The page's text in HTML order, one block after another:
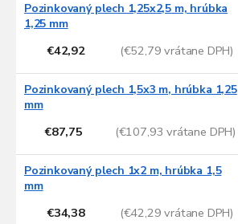
Pozinkovaný plech 1,25x2,5 m, hrúbka
1,25 mm
€42,92 (€52,79 vrátane DPH)
Pozinkovaný plech 1,5x3 m, hrúbka 1,25
mm
€87,75 (€107,93 vrátane DPH)
Pozinkovaný plech 1x2 m, hrúbka 1,5
mm
€34,38 (€42,29 vrátane DPH)